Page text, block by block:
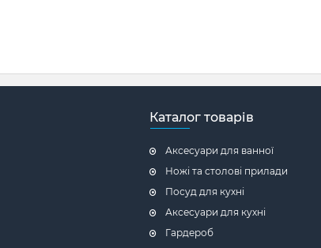
Каталог товарів
Аксесуари для ванної
Ножі та столові прилади
Посуд для кухні
Аксесуари для кухні
Гардероб